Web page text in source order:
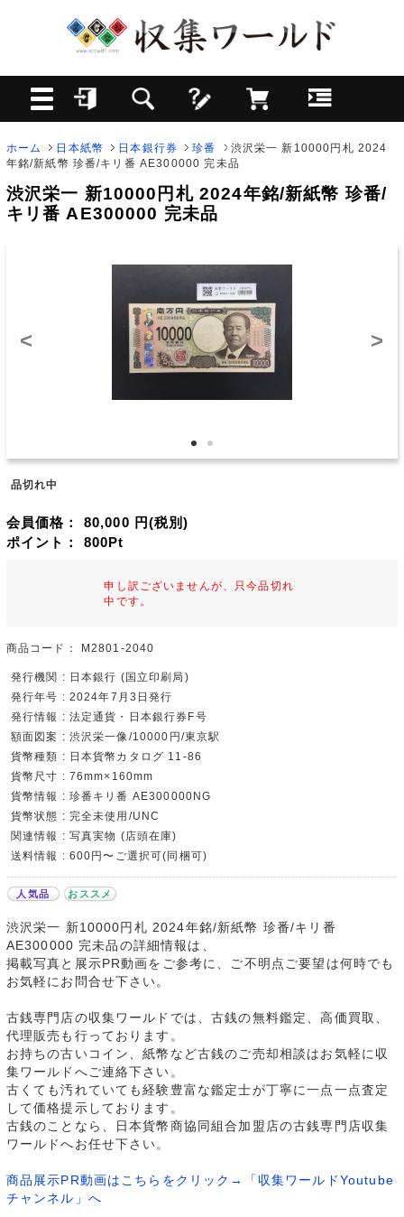
ホーム 日本紙幣 日本銀行券 珍番
渋沢栄一 新10000円札 2024
年銘/新紙幣 珍番/キリ番 AE300000 完未品
渋沢栄一 新10000円札 2024年銘/新紙幣 珍番/
キリ番 AE300000 完未品
< >
品切れ中
会員価格： 80,000 円(税別)
ポイント： 800Pt
申し訳ございませんが、只今品切れ
中です。
商品コード： M2801-2040
発行機関 : 日本銀行 (国立印刷局)
発行年号 : 2024年7月3日発行
発行情報 : 法定通貨・日本銀行券F号
額面図案 : 渋沢栄一像/10000円/東京駅
貨幣種類 : 日本貨幣カタログ 11-86
貨幣尺寸 : 76mm×160mm
貨幣情報 : 珍番キリ番 AE300000NG
貨幣状態 : 完全未使用/UNC
関連情報 : 写真実物 (店頭在庫)
送料情報 : 600円〜ご選択可(同梱可)
人気品 おススメ
渋沢栄一 新10000円札 2024年銘/新紙幣 珍番/キリ番
AE300000 完未品の詳細情報は、
掲載写真と展示PR動画をご参考に、ご不明点ご要望は何時でも
お気軽にお問合せ下さい。
古銭専門店の収集ワールドでは、古銭の無料鑑定、高価買取、
代理販売も行っております。
お持ちの古いコイン、紙幣など古銭のご売却相談はお気軽に収
集ワールドへご連絡下さい。
古くても汚れていても経験豊富な鑑定士が丁寧に一点一点査定
して価格提示しております。
古銭のことなら、日本貨幣商協同組合加盟店の古銭専門店収集
ワールドへお任せ下さい。
商品展示PR動画はこちらをクリック→「収集ワールドYoutube
チャンネル」へ